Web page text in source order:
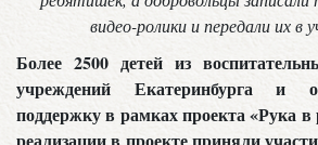
видео-ролики и передали их в
Более 2500 детей из
учреждений Екатеринбурга и
поддержку в рамках проекта «Рука в
реализации в проекте приняли